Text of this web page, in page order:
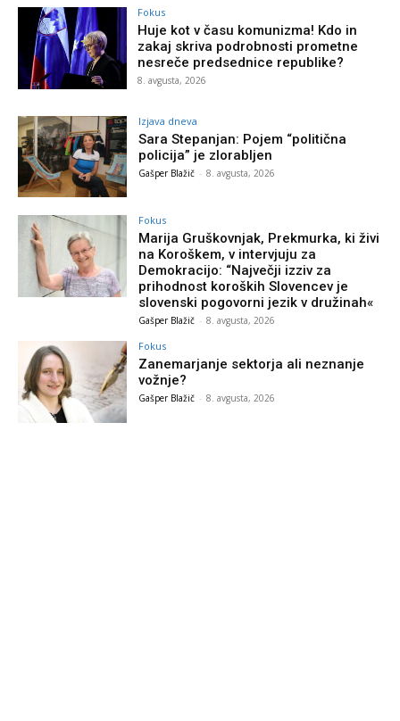
Fokus
Huje kot v času komunizma! Kdo in
zakaj skriva podrobnosti prometne
nesreče predsednice republike?
8. avgusta, 2026
Izjava dneva
Sara Stepanjan: Pojem “politična
policija” je zlorabljen
Gašper Blažič - 8. avgusta, 2026
Fokus
Marija Gruškovnjak, Prekmurka, ki živi
na Koroškem, v intervjuju za
Demokracijo: “Največji izziv za
prihodnost koroških Slovencev je
slovenski pogovorni jezik v družinah«
Gašper Blažič - 8. avgusta, 2026
Fokus
Zanemarjanje sektorja ali neznanje
vožnje?
Gašper Blažič - 8. avgusta, 2026